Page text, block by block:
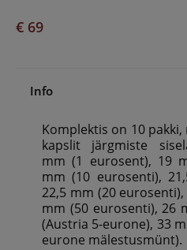
€ 69
Info
Komplektis on 10
kapslit järgmiste
mm­ (1 eurosent), 19
mm (10 eurosenti),
22,5 mm (20
mm (50 eurosenti), 26
(Austria 5-eurone), 33
eurone mälestusmünt).